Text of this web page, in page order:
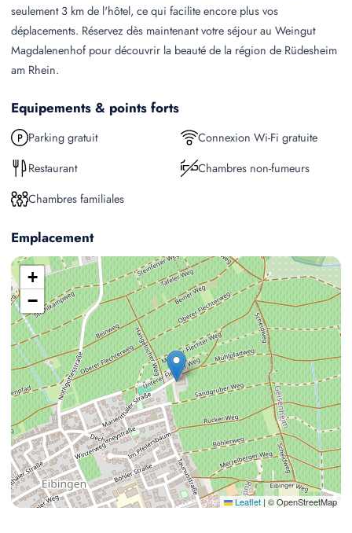
seulement 3 km de l'hôtel, ce qui facilite encore plus vos
déplacements. Réservez dès maintenant votre séjour au Weingut
Magdalenenhof pour découvrir la beauté de la région de Rüdesheim
am Rhein.
Equipements & points forts
Parking gratuit
Connexion Wi-Fi gratuite
Restaurant
Chambres non-fumeurs
Chambres familiales
Emplacement
+
−
Leaflet | © OpenStreetMap